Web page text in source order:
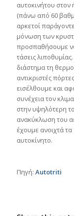
αυτοκινήτου
(πάνω από 60
αρκετοί
μόνωση των
προσπαθήσουμε
τάσεις
διάστημα τη
αντικριστές
εισέλθουμε και
συνέχεια τον
στην υψηλότερη
ανακύκλωση του
έχουμε ανοιχτά
αυτοκίνητο.
Πηγή: Autotriti